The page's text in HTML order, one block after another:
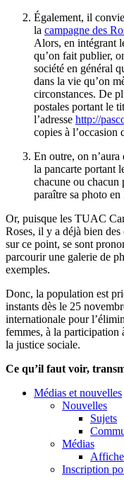
Également, il
la campagne des
Alors, en intégrant
qu’on fait publier,
société en général
dans la vie qu’on
circonstances. De
postales portant le
l’adresse http://
copies à l’occasion
En outre, on n’aura
la pancarte portant
chacune ou chacun
paraître sa photo
Or, puisque les TUAC
Roses, il y a déjà bien
sur ce point, se sont
parcourir une galerie de
exemples.
Donc, la population est
instants dès le 25
internationale pour
femmes, à la participation
la justice sociale.
Ce qu’il faut voir,
Médias et nouvelles
Nouvelles
Sujets
Médias
Inscription